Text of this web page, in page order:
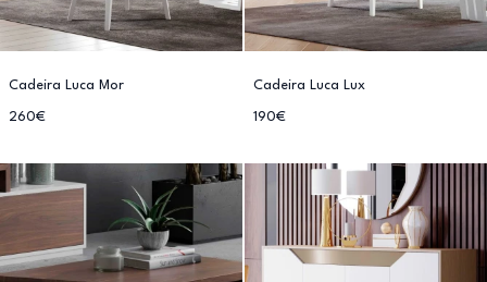
Cadeira Luca Mor
260€
Cadeira Luca Lux
190€